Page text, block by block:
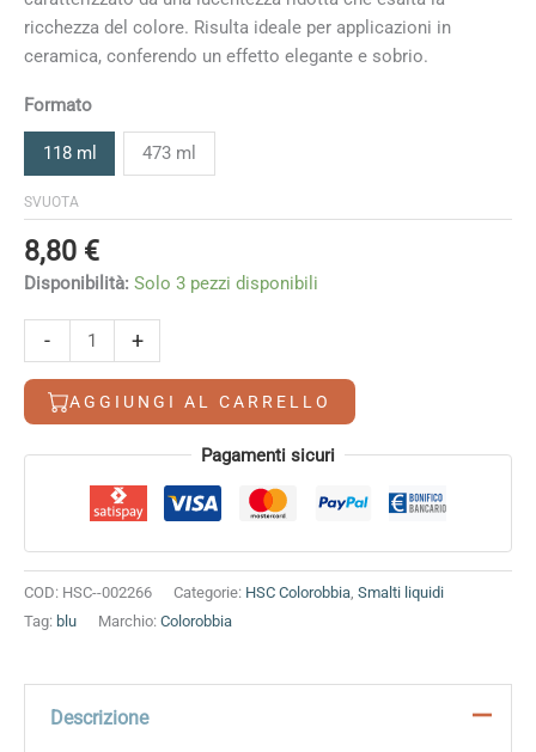
a
29,80 €
ricchezza del colore. Risulta ideale per applicazioni in
ceramica, conferendo un effetto elegante e sobrio.
Formato
118 ml 473 ml
SVUOTA
8,80 €
Disponibilità: Solo 3 pezzi disponibili
-
quantità
+
AGGIUNGI AL CARRELLO
Alternative: Pagamenti sicuri
COD: HSC--002266 Categorie: HSC Colorobbia, Smalti liquidi
Tag: blu Marchio: Colorobbia
Descrizione